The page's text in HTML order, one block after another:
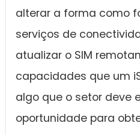
alterar a forma como
serviços de
atualizar o SIM
capacidades que um
algo que o setor deve
oportunidade para